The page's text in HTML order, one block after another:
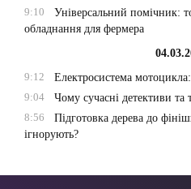
9:10
Універсальний помічник:
обладнання для фермера
9:12
Електросистема
9:04
Чому сучасні детективи та
8:56
Підготовка дерева до
ігнорують?